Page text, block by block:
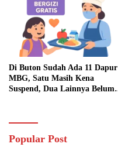
Di Buton Sudah Ada 11 Dapur
MBG, Satu Masih Kena
Suspend, Dua Lainnya Belum
Popular Post